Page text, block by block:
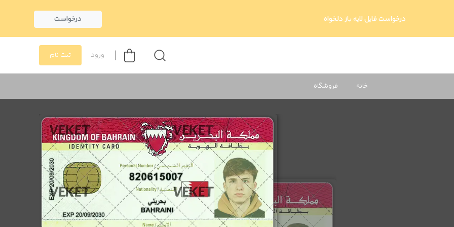
درخواست فایل لایه باز دلخواه درخواست
ورود ثبت نام
خانه فروشگاه